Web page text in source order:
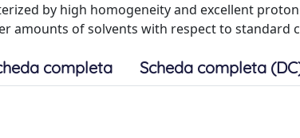
by high homogeneity and excellent
amounts of solvents with respect to standard
completa Scheda completa